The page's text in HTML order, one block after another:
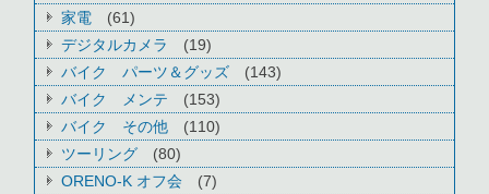
家電
(61)
デジタルカメラ
(19)
バイク パーツ＆グッズ
(143)
バイク メンテ
(153)
バイク その他
(110)
ツーリング
(80)
ORENO-K オフ会
(7)